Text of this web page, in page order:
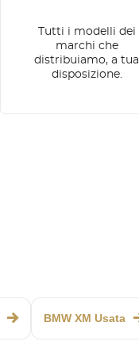
Tutti i modelli dei
marchi che
distribuiamo, a tua
disposizione.
BMW XM Usata